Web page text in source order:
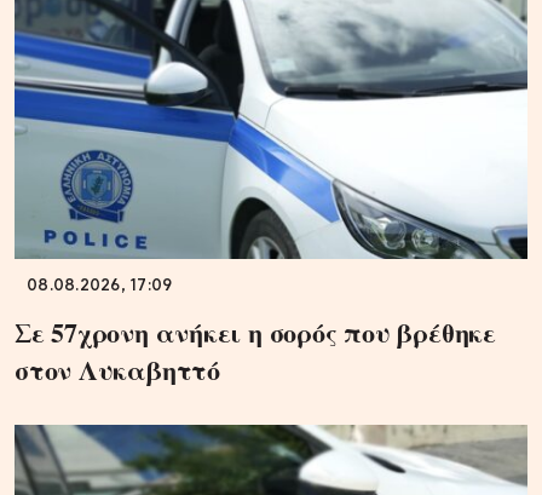
08.08.2026, 17:09
Σε 57χρονη ανήκει η σορός που βρέθηκε
στον Λυκαβηττό